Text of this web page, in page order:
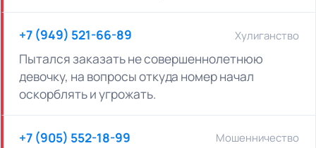
+7 (949) 521-66-89 Хулиганство
Пытался заказать не совершеннолетнюю
девочку, на вопросы откуда номер начал
оскорблять и угрожать.
+7 (905) 552-18-99 Мошенничество